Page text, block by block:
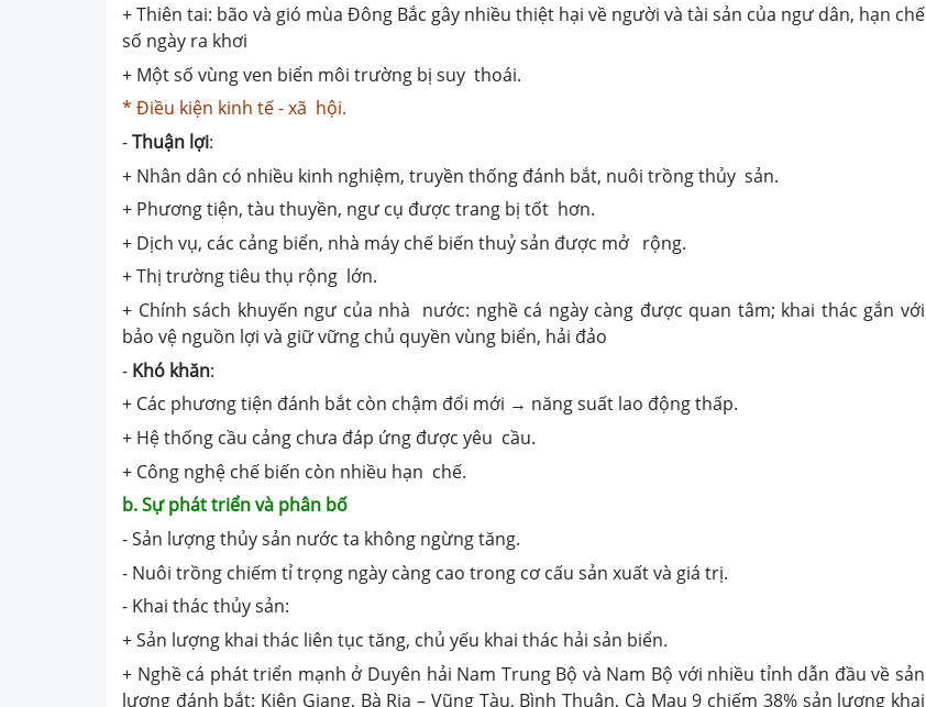
+ Thiên tai: bão và gió mùa Đông Bắc gây nhiều thiệt hại về người và tài sản của ngư dân, hạn chế
số ngày ra khơi
+ Một số vùng ven biển môi trường bị suy thoái.
* Điều kiện kinh tế - xã hội.
-Thuận lợi:
+ Nhân dân có nhiều kinh nghiệm, truyền thống đánh bắt, nuôi trồng thủy sản.
+ Phương tiện, tàu thuyền, ngư cụ được trang bị tốt hơn.
+ Dịch vụ, các cảng biển, nhà máy chế biến thuỷ sản được mở rộng.
+ Thị trường tiêu thụ rộng lớn.
+ Chính sách khuyến ngư của nhà nước: nghề cá ngày càng được quan tâm; khai thác gắn với
bảo vệ nguồn lợi và giữ vững chủ quyền vùng biển, hải đảo
- Khó khăn:
+ Các phương tiện đánh bắt còn chậm đổi mới → năng suất lao động thấp.
+ Hệ thống cầu cảng chưa đáp ứng được yêu cầu.
+ Công nghệ chế biến còn nhiều hạn chế.
b. Sự phát triển và phân bố
- Sản lượng thủy sản nước ta không ngừng tăng.
- Nuôi trồng chiếm tỉ trọng ngày càng cao trong cơ cấu sản xuất và giá trị.
- Khai thác thủy sản:
+ Sản lượng khai thác liên tục tăng, chủ yếu khai thác hải sản biển.
+ Nghề cá phát triển mạnh ở Duyên hải Nam Trung Bộ và Nam Bộ với nhiều tỉnh dẫn đầu về sản
lượng đánh bắt: Kiên Giang, Bà Rịa – Vũng Tàu, Bình Thuận, Cà Mau 9 chiếm 38% sản lượng khai